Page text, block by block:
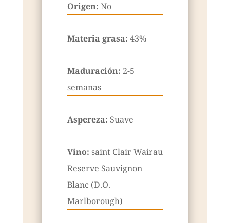
Origen: No
Materia grasa: 43%
Maduración: 2-5
semanas
Aspereza: Suave
Vino: saint Clair Wairau
Reserve Sauvignon
Blanc (D.O.
Marlborough)